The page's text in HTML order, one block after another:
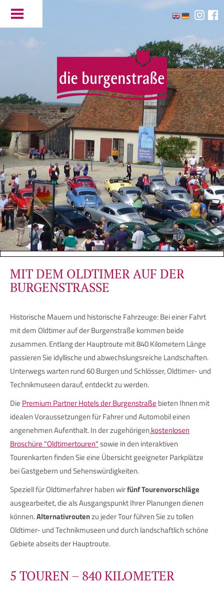
MIT DEM OLDTIMER AUF DER
BURGENSTRASSE
Historische Mauern und historische Fahrzeuge: Bei einer Fahrt
mit dem Oldtimer auf der Burgenstraße kommen beide
zusammen. Entlang der Hauptroute mit 840 Kilometern Länge
passieren Sie idyllische und abwechslungsreiche Landschaften.
Unterwegs warten rund 60 Burgen und Schlösser, Oldtimer- und
Technikmuseen darauf, entdeckt zu werden.
Die Premium Partner Hotels der Burgenstraße bieten Ihnen mit
idealen Voraussetzungen für Fahrer und Automobil einen
angenehmen Aufenthalt. In der zugehörigen kostenlosen
Broschüre "Oldtimertouren"sowie in den interaktiven
Tourenkarten finden Sie eine Übersicht geeigneter Parkplätze
bei Gastgebern und Sehenswürdigkeiten.
Speziell für Oldtimerfahrer haben wirfünf Tourenvorschläge
ausgearbeitet, die als Ausgangspunkt Ihrer Planungen dienen
können.Alternativroutenzu jeder Tour führen Sie zu tollen
Oldtimer- und Technikmuseen und durch landschaftlich schöne
Gebiete abseits der Hauptroute.
5 TOUREN – 840 KILOMETER